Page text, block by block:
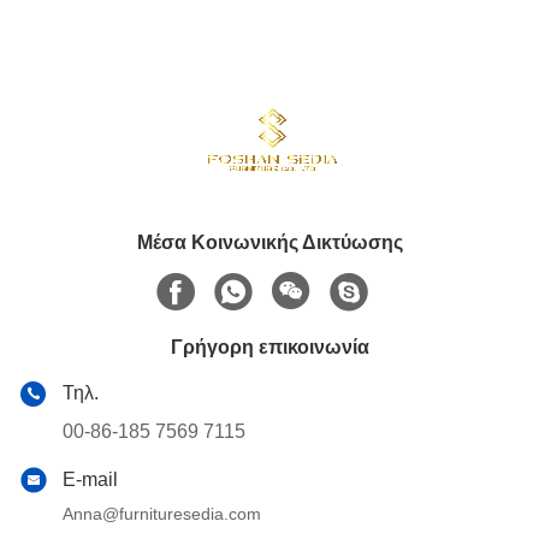
Μέσα Κοινωνικής Δικτύωσης
Γρήγορη επικοινωνία
Τηλ.
00-86-185 7569 7115
E-mail
Anna@furnituresedia.com